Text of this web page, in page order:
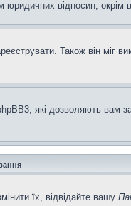
відносин, окрім
Також він міг
які дозволяють вам
їх, відвідайте вашу